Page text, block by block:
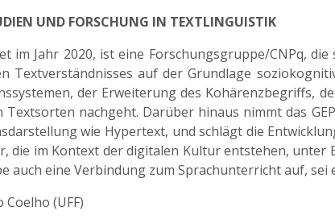
UND FORSCHUNG IN TEXTLINGUISTIK
im Jahr 2020, ist eine Forschungsgruppe/CNPq,
Textverständnisses auf der Grundlage
der Erweiterung des
nachgeht. Darüber hinaus nimmt das
wie Hypertext, und schlägt die
die im Kontext der digitalen Kultur entstehen,
auch eine Verbindung zum Sprachunterricht auf,
(UFF)